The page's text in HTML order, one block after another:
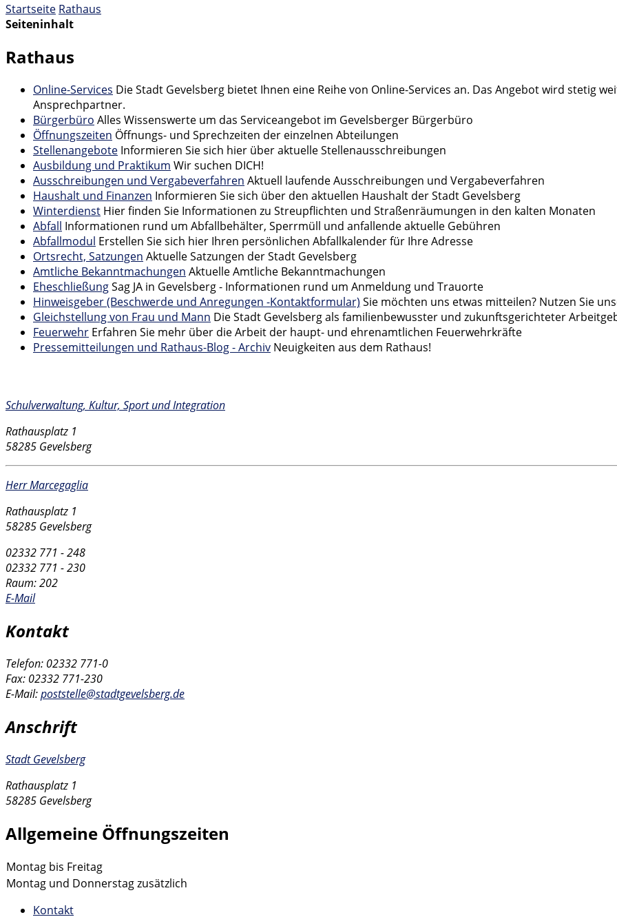
Startseite Rathaus
Seiteninhalt
Rathaus
Online-Services Die Stadt Gevelsberg bietet Ihnen eine Reihe von Online-Services an. Das Angebot wird stetig
Ansprechpartner.
Bürgerbüro Alles Wissenswerte um das Serviceangebot im Gevelsberger Bürgerbüro
Öffnungszeiten Öffnungs- und Sprechzeiten der einzelnen Abteilungen
Stellenangebote Informieren Sie sich hier über aktuelle Stellenausschreibungen
Ausbildung und Praktikum Wir suchen DICH!
Ausschreibungen und Vergabeverfahren Aktuell laufende Ausschreibungen und Vergabeverfahren
Haushalt und Finanzen Informieren Sie sich über den aktuellen Haushalt der Stadt Gevelsberg
Winterdienst Hier finden Sie Informationen zu Streupflichten und Straßenräumungen in den kalten Monaten
Abfall Informationen rund um Abfallbehälter, Sperrmüll und anfallende aktuelle Gebühren
Abfallmodul Erstellen Sie sich hier Ihren persönlichen Abfallkalender für Ihre Adresse
Ortsrecht, Satzungen Aktuelle Satzungen der Stadt Gevelsberg
Amtliche Bekanntmachungen Aktuelle Amtliche Bekanntmachungen
EheschließungSag JA in Gevelsberg - Informationen rund um Anmeldung und Trauorte
Hinweisgeber (Beschwerde und Anregungen -Kontaktformular) Sie möchten uns etwas mitteilen? Nutzen Sie
Gleichstellung von Frau und Mann Die Stadt Gevelsberg als familienbewusster und zukunftsgerichteter
Feuerwehr Erfahren Sie mehr über die Arbeit der haupt- und ehrenamtlichen Feuerwehrkräfte
Pressemitteilungen und Rathaus-Blog - Archiv Neuigkeiten aus dem Rathaus!
Schulverwaltung, Kultur, Sport und Integration
Rathausplatz 1
58285 Gevelsberg
Herr Marcegaglia
Rathausplatz 1
58285 Gevelsberg
02332 771 - 248
02332 771 - 230
Raum: 202
E-Mail
Kontakt
Telefon: 02332 771-0
Fax: 02332 771-230
E-Mail:poststelle@stadtgevelsberg.de
Anschrift
Stadt Gevelsberg
Rathausplatz 1
58285 Gevelsberg
Allgemeine Öffnungszeiten
Montag bis Freitag
Montag und Donnerstag zusätzlich
Kontakt